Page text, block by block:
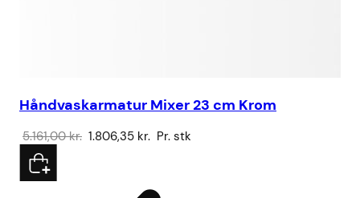
Håndvaskarmatur Mixer 23 cm Krom
5.161,00kr. Den
1.806,35 kr. Den
Pr. stk